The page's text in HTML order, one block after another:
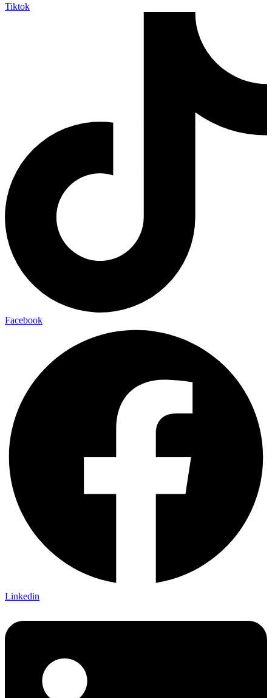
Tiktok
Facebook
Linkedin